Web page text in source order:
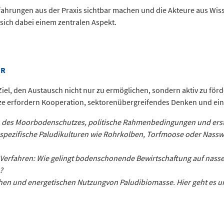
aus der Praxis sichtbar machen und die Akteure aus
dabei einem zentralen Aspekt.
den Austausch nicht nur zu ermöglichen, sondern aktiv zu
erfordern Kooperation, sektorenübergreifendes Denken und
Moorbodenschutzes, politische Rahmenbedingungen und
Paludikulturen wie Rohrkolben, Torfmoose oder
Wie gelingt bodenschonende Bewirtschaftung auf
und energetischen Nutzungvon Paludibiomasse. Hier geht es